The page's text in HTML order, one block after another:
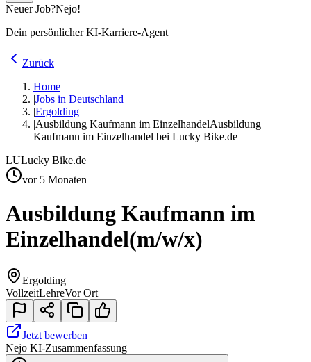
Neuer Job?Nejo!
Dein persönlicher KI-Karriere-Agent
Zurück
Home
|Jobs in Deutschland
|Ergolding
|Ausbildung Kaufmann im EinzelhandelAusbildung
Kaufmann im Einzelhandel bei Lucky Bike.de
LULucky Bike.de
vor 5 Monaten
Ausbildung Kaufmann im
Einzelhandel(m/w/x)
Ergolding
VollzeitLehreVor Ort
Jetzt bewerben
Nejo KI-Zusammenfassung